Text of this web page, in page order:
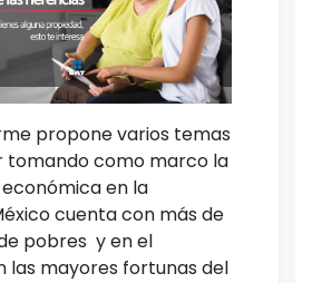
propone varios temas
tomando como marco la
en la
cuenta con más de
pobres y en el
las mayores fortunas del